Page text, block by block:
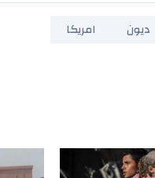
ديون امريكا